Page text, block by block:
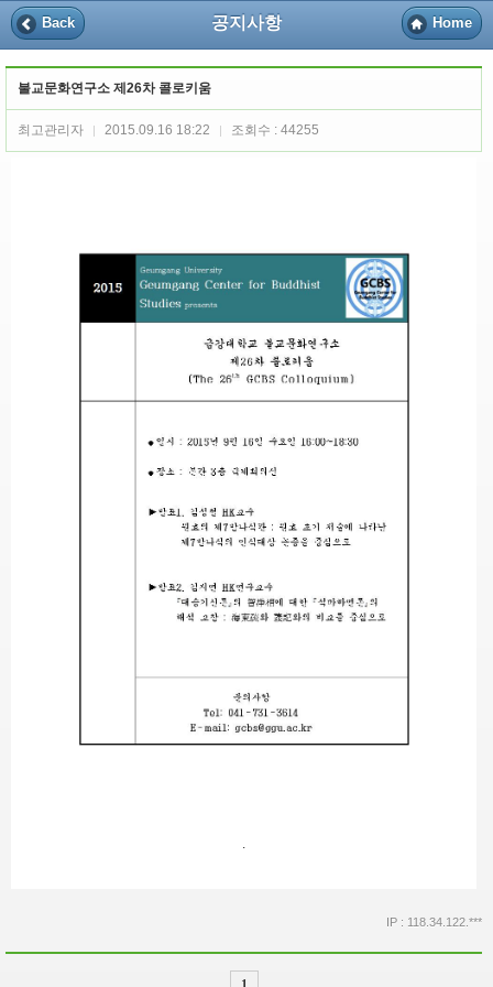
Back 공지사항 Home
불교문화연구소 제26차 콜로키움
최고관리자 2015.09.16 18:22 조회수 : 44255
IP : 118.34.122.***